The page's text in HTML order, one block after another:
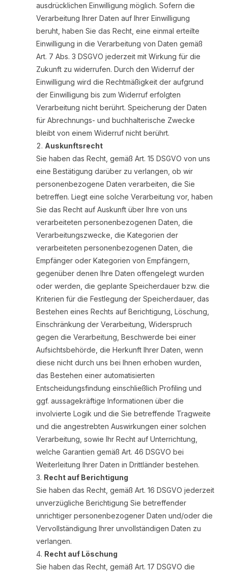
ausdrücklichen Einwilligung möglich. Sofern die
Verarbeitung Ihrer Daten auf Ihrer Einwilligung
beruht, haben Sie das Recht, eine einmal erteilte
Einwilligung in die Verarbeitung von Daten gemäß
Art. 7 Abs. 3 DSGVO jederzeit mit Wirkung für die
Zukunft zu widerrufen. Durch den Widerruf der
Einwilligung wird die Rechtmäßigkeit der aufgrund
der Einwilligung bis zum Widerruf erfolgten
Verarbeitung nicht berührt. Speicherung der Daten
für Abrechnungs- und buchhalterische Zwecke
bleibt von einem Widerruf nicht berührt.
Auskunftsrecht
Sie haben das Recht, gemäß Art. 15 DSGVO von uns
eine Bestätigung darüber zu verlangen, ob wir
personenbezogene Daten verarbeiten, die Sie
betreffen. Liegt eine solche Verarbeitung vor, haben
Sie das Recht auf Auskunft über Ihre von uns
verarbeiteten personenbezogenen Daten, die
Verarbeitungszwecke, die Kategorien der
verarbeiteten personenbezogenen Daten, die
Empfänger oder Kategorien von Empfängern,
gegenüber denen Ihre Daten offengelegt wurden
oder werden, die geplante Speicherdauer bzw. die
Kriterien für die Festlegung der Speicherdauer, das
Bestehen eines Rechts auf Berichtigung, Löschung,
Einschränkung der Verarbeitung, Widerspruch
gegen die Verarbeitung, Beschwerde bei einer
Aufsichtsbehörde, die Herkunft Ihrer Daten, wenn
diese nicht durch uns bei Ihnen erhoben wurden,
das Bestehen einer automatisierten
Entscheidungsfindung einschließlich Profiling und
ggf. aussagekräftige Informationen über die
involvierte Logik und die Sie betreffende Tragweite
und die angestrebten Auswirkungen einer solchen
Verarbeitung, sowie Ihr Recht auf Unterrichtung,
welche Garantien gemäß Art. 46 DSGVO bei
Weiterleitung Ihrer Daten in Drittländer bestehen.
Recht auf Berichtigung
Sie haben das Recht, gemäß Art. 16 DSGVO jederzeit
unverzügliche Berichtigung Sie betreffender
unrichtiger personenbezogener Daten und/oder die
Vervollständigung Ihrer unvollständigen Daten zu
verlangen.
Recht auf Löschung
Sie haben das Recht, gemäß Art. 17 DSGVO die